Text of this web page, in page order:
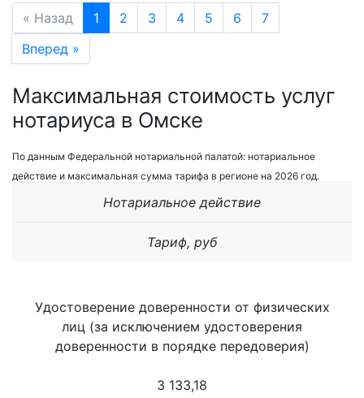
« Назад 1 2 3 4 5 6
7
Вперед »
Максимальная стоимость услуг
нотариуса в Омске
По данным Федеральной нотариальной палатой: нотариальное
действие и максимальная сумма тарифа в регионе на 2026 год.
Нотариальное действие
Тариф, руб
Удостоверение доверенности от физических
лиц (за исключением удостоверения
доверенности в порядке передоверия)
3 133,18